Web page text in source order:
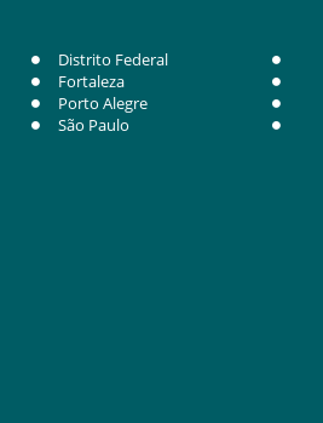
Distrito Federal
Fortaleza
Porto Alegre
São Paulo